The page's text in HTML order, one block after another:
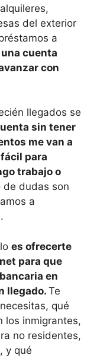
del exterior
a
cuenta
con
llegados se
sin tener
me van a
para
trabajo o
de dudas son
a
es ofrecerte
para que
en
llegado. Te
qué
los inmigrantes,
no residentes,
y qué